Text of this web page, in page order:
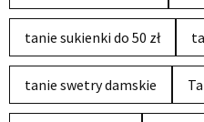
tanie sukienki do 50 zł
tanie swetry damskie